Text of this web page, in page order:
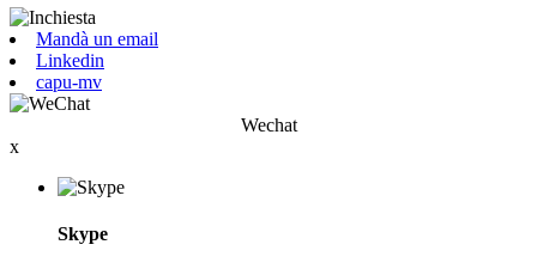
Mandà un email
Linkedin
capu-mv
Wechat
x
Skype